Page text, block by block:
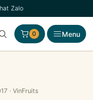
Zalo
0 Menu
· VinFruits